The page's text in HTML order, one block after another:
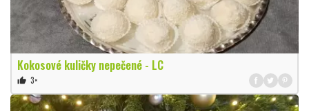
Kokosové kuličky nepečené - LC
thumb_up 3×